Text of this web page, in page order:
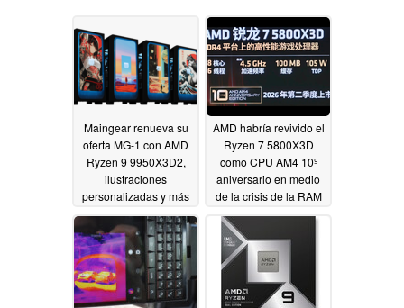
Maingear renueva su
oferta MG-1 con AMD
Ryzen 9 9950X3D2,
ilustraciones
personalizadas y más
04/22/2026
AMD habría revivido el
Ryzen 7 5800X3D
como CPU AM4 10º
aniversario en medio
de la crisis de la RAM
DDR504/18/2026